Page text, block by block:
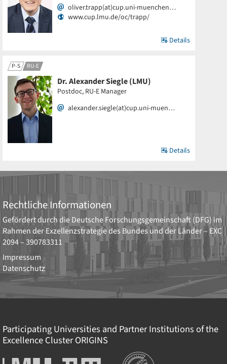
oliver.trapp(at)cup.uni-muenchen…
www.cup.lmu.de/oc/trapp/
Details
P-S RU-E
Dr. Alexander Siegle (LMU)
Postdoc, RU-E Manager
alexander.siegle(at)cup.uni-muen…
Details
Rechtliche Informationen
Gefördert durch dieDeutsche Forschungsgemeinschaft (DFG) im
Rahmen der Exzellenzstrategie des Bundes und der Länder – EXC
2094 – 390783311
Impressum
Datenschutz
Participating Universities and Partner Institutions of the
Excellence ClusterORIGINS
Institutionen